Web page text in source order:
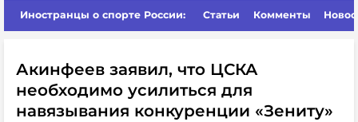
Иностранцы о спорте России: Статьи Комменты
Акинфеев заявил, что ЦСКА
необходимо усилиться для
навязывания конкуренции «Зениту»